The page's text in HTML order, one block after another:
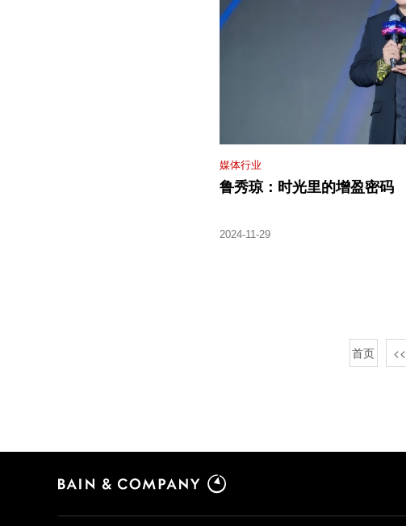
媒体行业
鲁秀琼：时光里的增盈密码
2024-11-29
首页 <<